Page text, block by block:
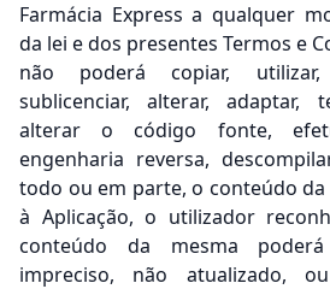
Farmácia Express a qualquer
da lei e dos presentes Termos e
não poderá copiar, utilizar,
sublicenciar, alterar, adaptar,
alterar o código fonte,
engenharia reversa,
todo ou em parte, o conteúdo da
à Aplicação, o utilizador
conteúdo da mesma
impreciso, não atualizado,